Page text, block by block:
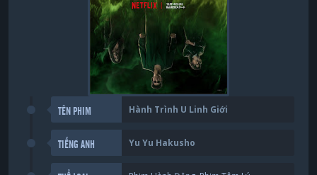
TÊN PHIM Hành Trình U Linh Giới
TIẾNG ANH Yu Yu Hakusho